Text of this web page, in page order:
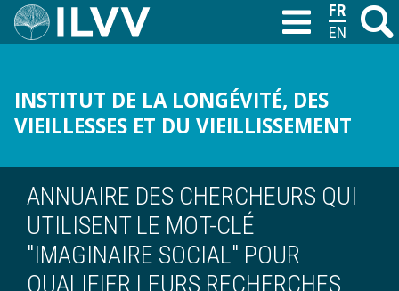
Aller
au
M
INSTITUT DE LA LONGÉVITÉ, DES
VIEILLESSES ET DU VIEILLISSEMENT
T
ANNUAIRE DES CHERCHEURS QUI
UTILISENT LE MOT-CLÉ
"IMAGINAIRE SOCIAL" POUR
QUALIFIER LEURS RECHERCHES
FRANÇAIS
ENGLISH